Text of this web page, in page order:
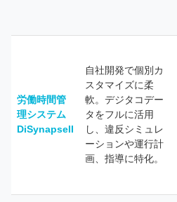
労働時間管
理システム
DiSynapseII
自社開発で個別カ
スタマイズに柔
軟。デジタコデー
タをフルに活用
し、違反シミュレ
ーションや運行計
画、指導に特化。